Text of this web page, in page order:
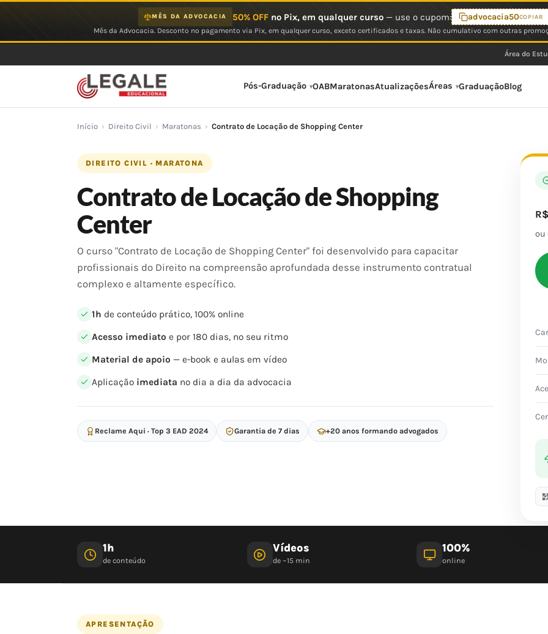
MÊS DA ADVOCACIA 50% OFFno Pix, em qualquer curso— use o cupom: advocacia50COPIAR
Mês da Advocacia. Desconto no pagamento via Pix, em qualquer curso, exceto certificados e taxas. Não cumulativo com outras
Área do
Pós-Graduação OABMaratonasAtualizaçõesÁreas GraduaçãoBlog
Início › Direito Civil › Maratonas › Contrato de Locação de Shopping Center
DIREITO CIVIL · MARATONA
Contrato de Locação de Shopping
Center
O curso "Contrato de Locação de Shopping Center" foi desenvolvido para capacitar
profissionais do Direito na compreensão aprofundada desse instrumento contratual
complexo e altamente específico.
1h de conteúdo prático, 100% online
Acesso imediato e por 180 dias, no seu ritmo
Material de apoio — e-book e aulas em vídeo
Aplicação imediata no dia a dia da advocacia
Reclame Aqui · Top 3 EAD 2024 Garantia de 7 dias +20 anos formando advogados
R$
ou
1h
de conteúdo
Vídeos
de ~15 min
100%
online
APRESENTAÇÃO